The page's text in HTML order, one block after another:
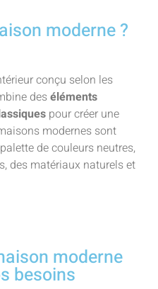
moderne ?
conçu selon les
deséléments
pour créer une
modernes sont
de couleurs neutres,
des matériaux naturels et
moderne
besoins